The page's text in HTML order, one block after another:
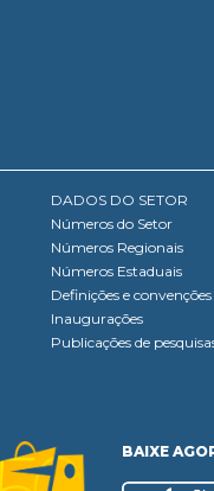
DADOS DO SETOR
Números do Setor
Números Regionais
Números Estaduais
Definições e convenções
Inaugurações
Publicações de
BAIXE